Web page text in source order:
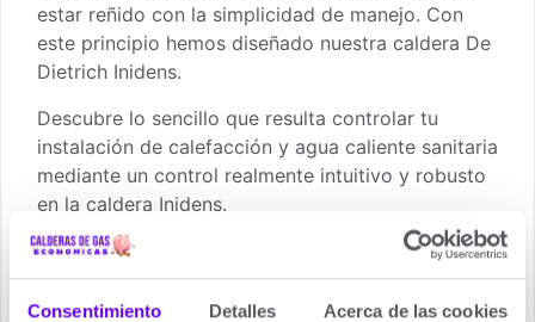
Consentimiento Detalles Acerca de las cookies
estar reñido con la simplicidad de manejo. Con
este principio hemos diseñado nuestra caldera De
Dietrich Inidens.
Descubre lo sencillo que resulta controlar tu
instalación de calefacción y agua caliente sanitaria
mediante un control realmente intuitivo y robusto
en la caldera Inidens.
Su pantalla retroiluminada te permitirá estar
informado del estado y funcionamiento en todo
momento de la caldera.